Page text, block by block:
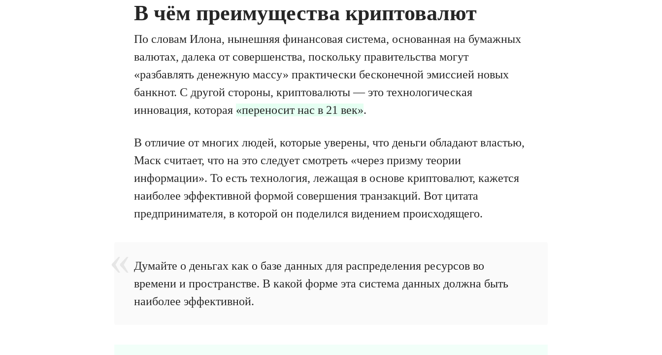
В чём преимущества криптовалют
По словам Илона, нынешняя финансовая система, основанная на бумажных
валютах, далека от совершенства, поскольку правительства могут
«разбавлять денежную массу» практически бесконечной эмиссией новых
банкнот. С другой стороны, криптовалюты — это технологическая
инновация, которая «переносит нас в 21 век».
В отличие от многих людей, которые уверены, что деньги обладают властью,
Маск считает, что на это следует смотреть «через призму теории
информации». То есть технология, лежащая в основе криптовалют, кажется
наиболее эффективной формой совершения транзакций. Вот цитата
предпринимателя, в которой он поделился видением происходящего.
Думайте о деньгах как о базе данных для распределения ресурсов во
времени и пространстве. В какой форме эта система данных должна быть
наиболее эффективной.